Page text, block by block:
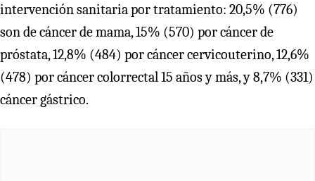
intervención sanitaria por tratamiento: 20,5% (776)
son de cáncer de mama, 15% (570) por cáncer de
próstata, 12,8% (484) por cáncer cervicouterino, 12,6%
(478) por cáncer colorrectal 15 años y más, y 8,7% (331)
cáncer gástrico.